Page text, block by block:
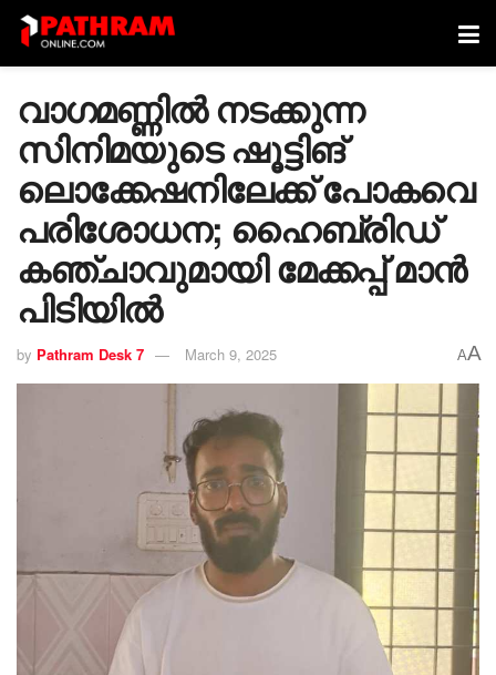
വാഗമണ്ണില്‍ നടക്കുന്ന
സിനിമയുടെ ഷൂട്ടിങ്
ലൊക്കേഷനിലേക്ക് പോകവെ
പരിശോധന; ഹൈബ്രിഡ്
കഞ്ചാവുമായി മേക്കപ്പ് മാൻ
പിടിയിൽ
by Pathram Desk 7 March 9, 2025 AA